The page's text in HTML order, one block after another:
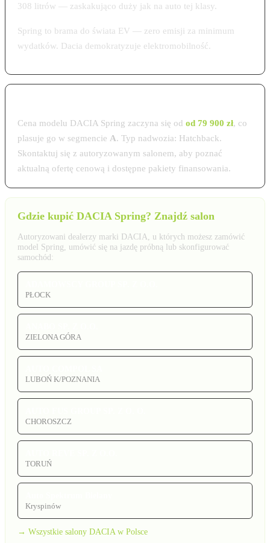
308 litrów — zaskakująco duży jak na auto tej klasy.
Spring to brama do świata EV — zero emisji za minimum
wydatków. Dacia demokratyzuje elektromobilność.
Cena modelu DACIA Spring zaczyna się od od 79 900 zł, co
plasuje go w segmencie A. Typ nadwozia: Hatchback.
Skontaktuj się z autoryzowanym salonem, aby poznać
aktualną ofertę cenową i dostępne pakiety finansowania.
Gdzie kupić DACIA Spring? Znajdź salon
Autoryzowani dealerzy marki DACIA, u których możesz zamówić
model Spring, umówić się na jazdę próbną lub skonfigurować
samochód:
PŁOCK
ZIELONA GÓRA
LUBOŃ K/POZNANIA
CHOROSZCZ
TORUŃ
Kryspinów
→ Wszystkie salony DACIA w Polsce